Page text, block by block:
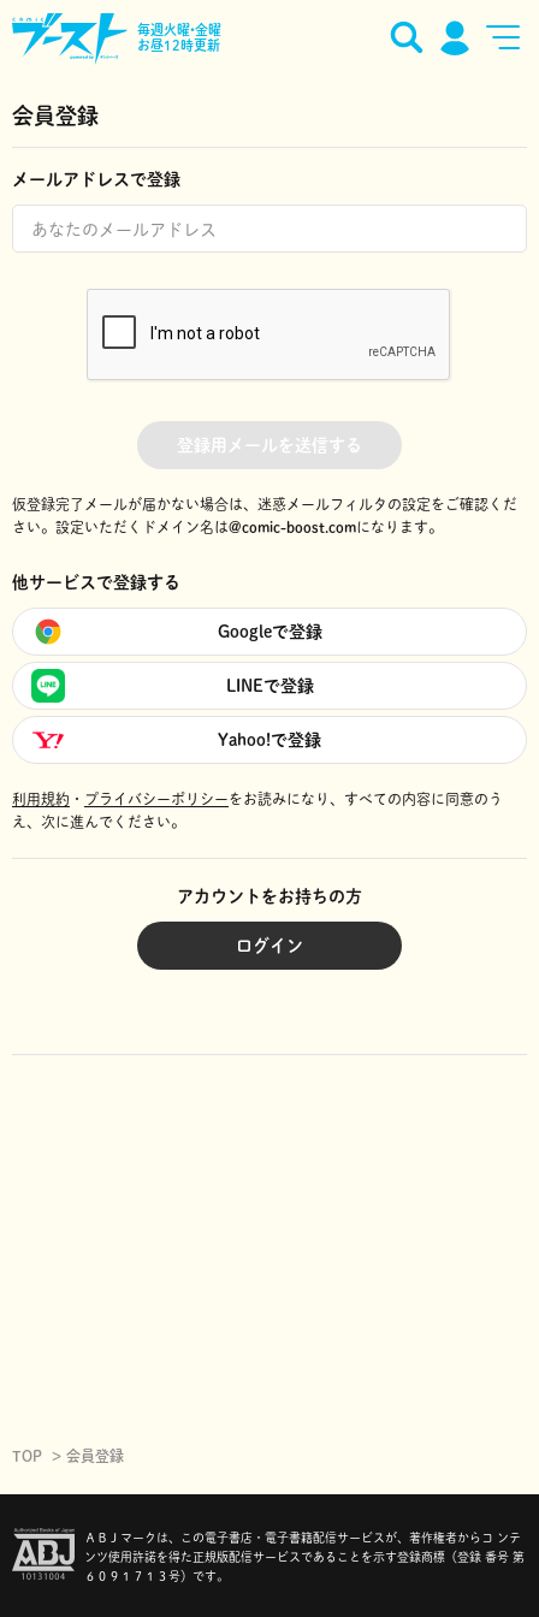
毎週火曜•金曜
お昼12時更新
会員登録
メールアドレスで登録
登録用メールを送信する
仮登録完了メールが届かない場合は、迷惑メールフィルタの設定をご確認くだ
さい。 設定いただくドメイン名は@comic-boost.comになります。
他サービスで登録する
Googleで登録
LINEで登録
Yahoo!で登録
利用規約 ・ プライバシーポリシーをお読みになり、 すべての内容に同意のう
え、次に進んでください。
アカウントをお持ちの方
ログイン
TOP 会員登録
ＡＢＪマークは、この電子書店・電子書籍配信サービスが、著作権者からコ ンテ
ンツ使用許諾を得た正規版配信サービスであることを示す登録商標（登録 番号 第
６０９１７１３号）です。